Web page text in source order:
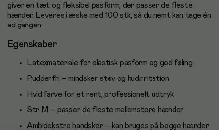
giver en tæt og fleksibel pasform, der passer de fleste
hænder. Leveres i æske med 100 stk, så du nemt kan tage én
ad gangen.
Egenskaber
Latexmateriale for elastisk pasform og god føling
Pudderfri – mindsker støv og hudirritation
Hvid farve for et rent, professionelt udtryk
Str. M – passer de fleste mellemstore hænder
Ambidekstre handsker – kan bruges på begge hænder